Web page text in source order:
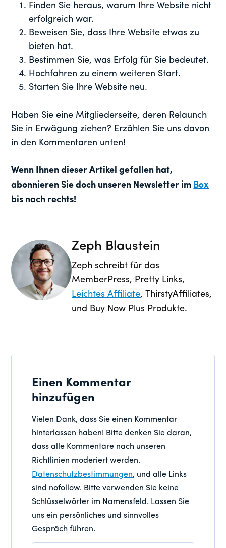
Finden Sie heraus, warum Ihre Website nicht
erfolgreich war.
Beweisen Sie, dass Ihre Website etwas zu
bieten hat.
Bestimmen Sie, was Erfolg für Sie bedeutet.
Hochfahren zu einem weiteren Start.
Starten Sie Ihre Website neu.
Haben Sie eine Mitgliederseite, deren Relaunch
Sie in Erwägung ziehen? Erzählen Sie uns davon
in den Kommentaren unten!
Wenn Ihnen dieser Artikel gefallen hat,
abonnieren Sie doch unseren Newsletter im Box
bis nach rechts!
Zeph Blaustein
Zeph schreibt für das
MemberPress, Pretty Links,
Leichtes Affiliate, ThirstyAffiliates,
und Buy Now Plus Produkte.
Einen Kommentar
hinzufügen
Vielen Dank, dass Sie einen Kommentar
hinterlassen haben! Bitte denken Sie daran,
dass alle Kommentare nach unseren
Richtlinien moderiert werden.
Datenschutzbestimmungen, und alle Links
sind nofollow. Bitte verwenden Sie keine
Schlüsselwörter im Namensfeld. Lassen Sie
uns ein persönliches und sinnvolles
Gespräch führen.